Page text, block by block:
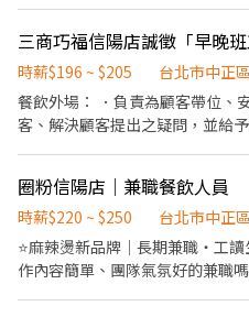
支援內、外場工作 ✔ 可完成
📲 應徵方式（採書審，請勿直接
https://reurl.cc/lNxbvE 或搜尋
＋電話＋Mini 專員＋中正尖峰**
「我要應徵」！收到履歷後將立
───────── ✦ 💵 穩定收入，
提升職場技能 🤝 團隊氣氛佳，
有機會持續發展！
排座位 • 點餐與送餐、結帳收銀 • 於外場製作簡單小食如：烤土
司/調配飲料等 • 維持店內整潔 • 完成主管交代項目 👋🏽 沒經驗沒
關係，願意學比較重要，我們更在意： • 有沒有責任感
意互相幫忙 • 情緒穩不穩定 • 能不能好好對待客人跟同事 ⸻
E 人也會玩得很開 不用社交滿點
在起步中，雖然沒有繁忙的每一
三商巧福信陽店誠徵「早晚班
時薪$196 ~ $205
台北市中正區
餐飲外場： ．負責為顧客帶位、
客、解決顧客提出之疑問，並給
責結帳、收銀等工作。 餐飲內場
與烹飪中之準備工作與其他餐廳
各種食材。 ．負責清理工作環境
需要的食材。 ．協助測量食材的
圈粉信陽店｜兼職餐飲人員
時薪$220 ~ $250
台北市中正區
⭐️麻辣燙新品牌｜長期兼職・工
作內容簡單、團隊氣氛好的兼職